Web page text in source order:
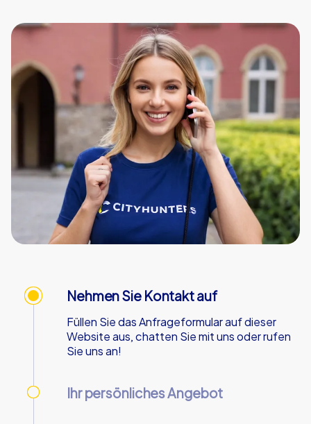
Nehmen Sie Kontakt auf
Füllen Sie das Anfrageformular auf dieser
Website aus, chatten Sie mit uns oder rufen
Sie uns an!
Ihr persönliches Angebot